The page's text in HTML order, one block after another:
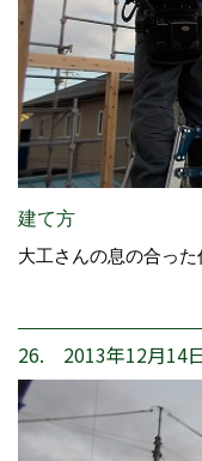
建て方
大工さんの息の合った
26. 2013年12月14